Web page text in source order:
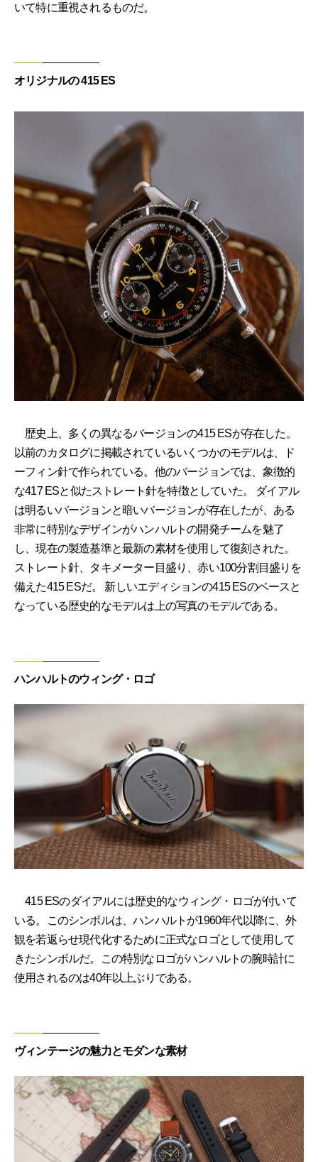
いて特に重視されるものだ。
オリジナルの 415 ES
歴史上、多くの異なるバージョンの415 ESが存在した。
以前のカタログに掲載されているいくつかのモデルは、ド
ーフィン針で作られている。他のバージョンでは、象徴的
な417 ESと似たストレート針を特徴としていた。 ダイアル
は明るいバージョンと暗いバージョンが存在したが、ある
非常に特別なデザインがハンハルトの開発チームを魅了
し、現在の製造基準と最新の素材を使用して復刻された。
ストレート針、タキメーター目盛り、赤い100分割目盛りを
備えた415 ESだ。 新しいエディションの415 ESのベースと
なっている歴史的なモデルは上の写真のモデルである。
ハンハルトのウィング・ロゴ
415 ESのダイアルには歴史的なウィング・ロゴが付いて
いる。このシンボルは、ハンハルトが1960年代以降に、外
観を若返らせ現代化するために正式なロゴとして使用して
きたシンボルだ。この特別なロゴがハンハルトの腕時計に
使用されるのは40年以上ぶりである。
ヴィンテージの魅力とモダンな素材